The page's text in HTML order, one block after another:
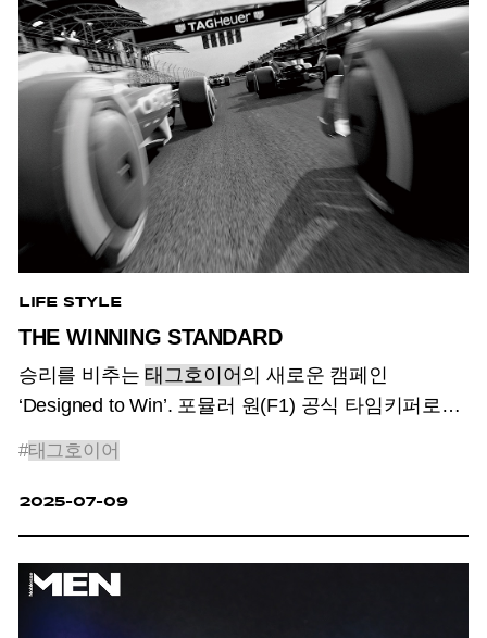
LIFE STYLE
THE WINNING STANDARD
승리를 비추는 태그호이어 의 새로운 캠페인
‘Designed to Win’. 포뮬러 원(F1) 공식 타임키퍼로서
트랙 위 모든 순간을 기록한다.
#태그호이어
2025-07-09